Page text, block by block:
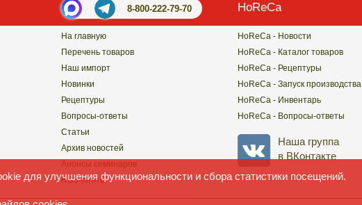
8-800-222-79-70 HoReCa
На главную
Перечень товаров
Наш импорт
Новинки
Рецептуры
Вопросы-ответы
Статьи
Архив новостей
Анонсы семинаров
RSS-ленты
HoReCa - Новости
HoReCa - Каталог товаров
HoReCa - Рецептуры
HoReCa - Запуск производства
HoReCa - Инвентарь
HoReCa - Вопросы-ответы
Наша группа
в ВКонтакте
для улучшения функциональности и сбора статистики посещений.